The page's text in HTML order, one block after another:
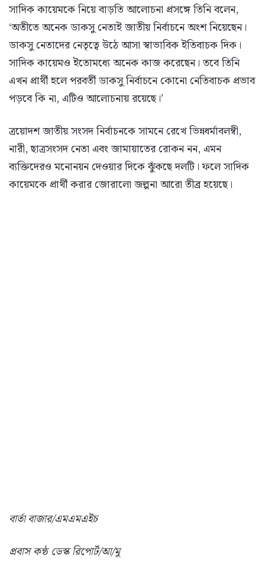
সাদিক কায়েমকে নিয়ে বাড়তি আলোচনা প্রসঙ্গে তিনি বলেন,
‘অতীতে অনেক ডাকসু নেতাই জাতীয় নির্বাচনে অংশ নিয়েছেন।
ডাকসু নেতাদের নেতৃত্বে উঠে আসা স্বাভাবিক ইতিবাচক দিক।
সাদিক কায়েমও ইতোমধ্যে অনেক কাজ করেছেন। তবে তিনি
এখন প্রার্থী হলে পরবর্তী ডাকসু নির্বাচনে কোনো নেতিবাচক প্রভাব
পড়বে কি না, এটিও আলোচনায় রয়েছে।’
ত্রয়োদশ জাতীয় সংসদ নির্বাচনকে সামনে রেখে ভিন্নধর্মাবলম্বী,
নারী, ছাত্রসংসদ নেতা এবং জামায়াতের রোকন নন, এমন
ব্যক্তিদেরও মনোনয়ন দেওয়ার দিকে ঝুঁকছে দলটি। ফলে সাদিক
কায়েমকে প্রার্থী করার জোরালো জল্পনা আরো তীব্র হয়েছে।
বার্তা বাজার/এমএমএইচ
প্রবাস কন্ঠ ডেস্ক রিপোর্ট/আ/মু